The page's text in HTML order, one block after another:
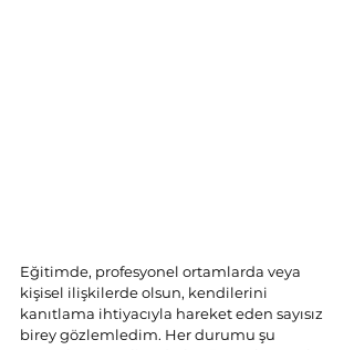
Eğitimde, profesyonel ortamlarda veya
kişisel ilişkilerde olsun, kendilerini
kanıtlama ihtiyacıyla hareket eden sayısız
birey gözlemledim. Her durumu şu